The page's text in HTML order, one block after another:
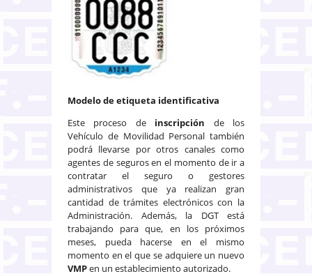
Modelo de etiqueta identificativa
Este proceso de inscripción de los
Vehículo de Movilidad Personal también
podrá llevarse por otros canales como
agentes de seguros en el momento de ir a
contratar el seguro o gestores
administrativos que ya realizan gran
cantidad de trámites electrónicos con la
Administración. Además, la DGT está
trabajando para que, en los próximos
meses, pueda hacerse en el mismo
momento en el que se adquiere un nuevo
VMPen un establecimiento autorizado.